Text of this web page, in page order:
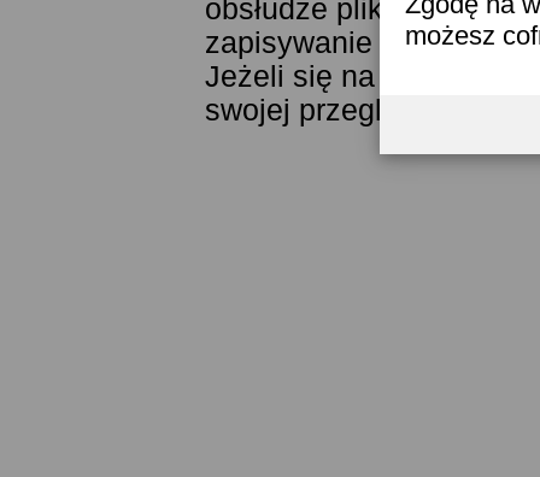
możesz
obsłudze plików
zapisywanie ich w
Jeżeli się na to nie
swojej przeglądarki.